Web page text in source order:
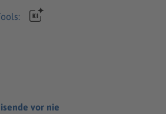
vor nie